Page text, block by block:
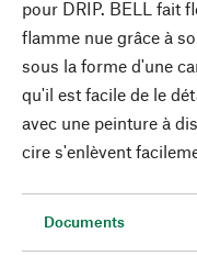
pour DRIP. BELL fait
flamme nue grâce à
sous la forme d'une
qu'il est facile de le
avec une peinture à
cire s'enlèvent
Documents